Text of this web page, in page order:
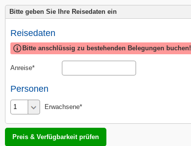
Bitte geben Sie Ihre Reisedaten ein
Reisedaten
Bitte anschlüssig zu bestehenden Belegungen buchen!
Anreise
Personen
Erwachsene